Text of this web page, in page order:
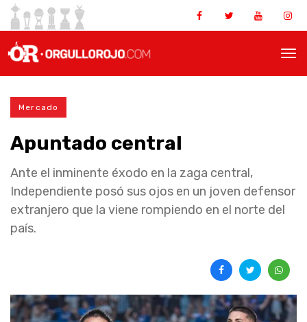
Mercado
Apuntado central
Ante el inminente éxodo en la zaga central,
Independiente posó sus ojos en un joven defensor
extranjero que la viene rompiendo en el norte del
país.